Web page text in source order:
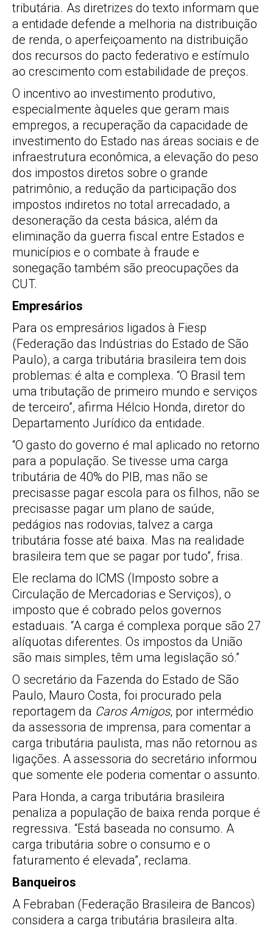
tributária. As diretrizes do texto informam que
a entidade defende a melhoria na distribuição
de renda, o aperfeiçoamento na distribuição
dos recursos do pacto federativo e estímulo
ao crescimento com estabilidade de preços.
O incentivo ao investimento produtivo,
especialmente àqueles que geram mais
empregos, a recuperação da capacidade de
investimento do Estado nas áreas sociais e de
infraestrutura econômica, a elevação do peso
dos impostos diretos sobre o grande
patrimônio, a redução da participação dos
impostos indiretos no total arrecadado, a
desoneração da cesta básica, além da
eliminação da guerra fiscal entre Estados e
municípios e o combate à fraude e
sonegação também são preocupações da
CUT.
Empresários
Para os empresários ligados à Fiesp
(Federação das Indústrias do Estado de São
Paulo), a carga tributária brasileira tem dois
problemas: é alta e complexa. “O Brasil tem
uma tributação de primeiro mundo e serviços
de terceiro”, afirma Hélcio Honda, diretor do
Departamento Jurídico da entidade.
“O gasto do governo é mal aplicado no retorno
para a população. Se tivesse uma carga
tributária de 40% do PIB, mas não se
precisasse pagar escola para os filhos, não se
precisasse pagar um plano de saúde,
pedágios nas rodovias, talvez a carga
tributária fosse até baixa. Mas na realidade
brasileira tem que se pagar por tudo”, frisa.
Ele reclama do ICMS (Imposto sobre a
Circulação de Mercadorias e Serviços), o
imposto que é cobrado pelos governos
estaduais. “A carga é complexa porque são 27
alíquotas diferentes. Os impostos da União
são mais simples, têm uma legislação só.”
O secretário da Fazenda do Estado de São
Paulo, Mauro Costa, foi procurado pela
reportagem da Caros Amigos, por intermédio
da assessoria de imprensa, para comentar a
carga tributária paulista, mas não retornou as
ligações. A assessoria do secretário informou
que somente ele poderia comentar o assunto.
Para Honda, a carga tributária brasileira
penaliza a população de baixa renda porque é
regressiva. “Está baseada no consumo. A
carga tributária sobre o consumo e o
faturamento é elevada”, reclama.
Banqueiros
A Febraban (Federação Brasileira de Bancos)
considera a carga tributária brasileira alta.